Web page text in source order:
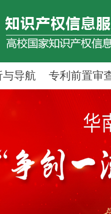
与导航 专利前置审